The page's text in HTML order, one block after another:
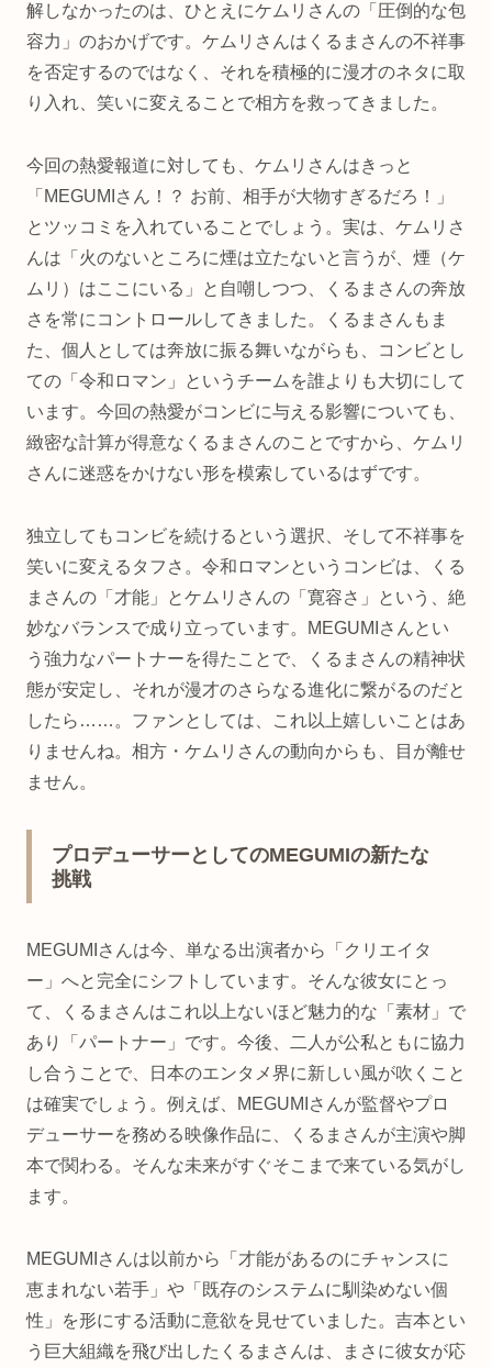
解しなかったのは、ひとえにケムリさんの「圧倒的な包
容力」のおかげです。ケムリさんはくるまさんの不祥事
を否定するのではなく、それを積極的に漫才のネタに取
り入れ、笑いに変えることで相方を救ってきました。
今回の熱愛報道に対しても、ケムリさんはきっと
「MEGUMIさん！？ お前、相手が大物すぎるだろ！」
とツッコミを入れていることでしょう。実は、ケムリさ
んは「火のないところに煙は立たないと言うが、煙（ケ
ムリ）はここにいる」と自嘲しつつ、くるまさんの奔放
さを常にコントロールしてきました。くるまさんもま
た、個人としては奔放に振る舞いながらも、コンビとし
ての「令和ロマン」というチームを誰よりも大切にして
います。今回の熱愛がコンビに与える影響についても、
緻密な計算が得意なくるまさんのことですから、ケムリ
さんに迷惑をかけない形を模索しているはずです。
独立してもコンビを続けるという選択、そして不祥事を
笑いに変えるタフさ。令和ロマンというコンビは、くる
まさんの「才能」とケムリさんの「寛容さ」という、絶
妙なバランスで成り立っています。MEGUMIさんとい
う強力なパートナーを得たことで、くるまさんの精神状
態が安定し、それが漫才のさらなる進化に繋がるのだと
したら……。ファンとしては、これ以上嬉しいことはあ
りませんね。相方・ケムリさんの動向からも、目が離せ
ません。
プロデューサーとしてのMEGUMIの新たな
挑戦
MEGUMIさんは今、単なる出演者から「クリエイタ
ー」へと完全にシフトしています。そんな彼女にとっ
て、くるまさんはこれ以上ないほど魅力的な「素材」で
あり「パートナー」です。今後、二人が公私ともに協力
し合うことで、日本のエンタメ界に新しい風が吹くこと
は確実でしょう。例えば、MEGUMIさんが監督やプロ
デューサーを務める映像作品に、くるまさんが主演や脚
本で関わる。そんな未来がすぐそこまで来ている気がし
ます。
MEGUMIさんは以前から「才能があるのにチャンスに
恵まれない若手」や「既存のシステムに馴染めない個
性」を形にする活動に意欲を見せていました。吉本とい
う巨大組織を飛び出したくるまさんは、まさに彼女が応